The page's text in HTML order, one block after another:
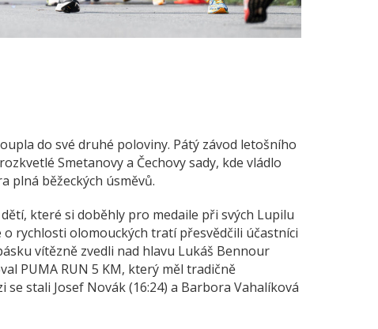
do své druhé poloviny. Pátý závod letošního
Smetanovy a Čechovy sady, kde vládlo
plná běžeckých úsměvů.
které si doběhly pro medaile při svých Lupilu
o rychlosti olomouckých tratí přesvědčili účastníci
vítězně zvedli nad hlavu Lukáš Bennour
PUMA RUN 5 KM, který měl tradičně
stali Josef Novák (16:24) a Barbora Vahalíková